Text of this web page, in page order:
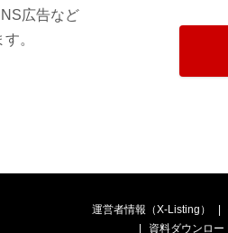
広告など
。
運営者情報（X-Listing）
資料ダウンロー